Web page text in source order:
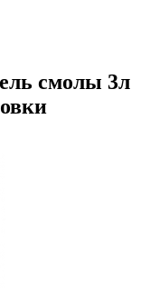
смолы 3л